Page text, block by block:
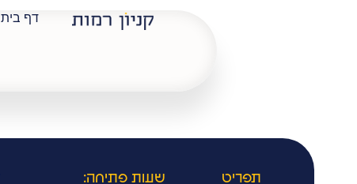
דף בית
תפריט שעות פתיחה: